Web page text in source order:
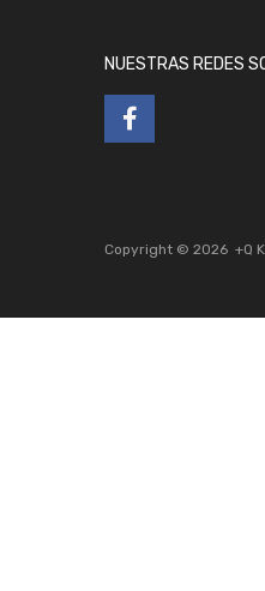
NUESTRAS REDES
Copyright © 2026 +Q